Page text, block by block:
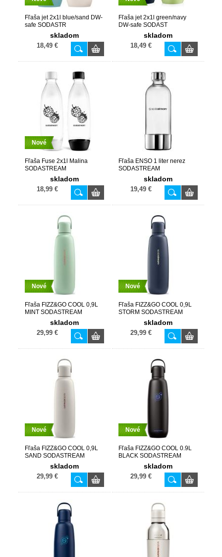
Fľaša jet 2x1l blue/sand DW-
safe SODASTR
skladom
18,49 €
Fľaša jet 2x1l green/navy
DW-safe SODAST
skladom
18,49 €
Nové
Fľaša Fuse 2x1l Malina
SODASTREAM
skladom
18,99 €
Fľaša ENSO 1 liter nerez
SODASTREAM
skladom
19,49 €
Nové
Fľaša FIZZ&GO COOL 0,9L
MINT SODASTREAM
skladom
29,99 €
Nové
Fľaša FIZZ&GO COOL 0,9L
STORM SODASTREAM
skladom
29,99 €
Nové
Fľaša FIZZ&GO COOL 0,9L
SAND SODASTREAM
skladom
29,99 €
Nové
Fľaša FIZZ&GO COOL 0.9L
BLACK SODASTREAM
skladom
29,99 €